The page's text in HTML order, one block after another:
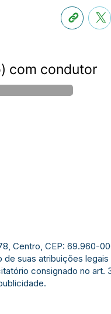
com condutor
Centro, CEP: 69.960-
de suas atribuições
consignado no art.